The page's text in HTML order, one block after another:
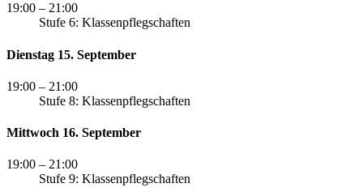
19:00 – 21:00
Stufe 6: Klassenpflegschaften
Dienstag 15. September
19:00 – 21:00
Stufe 8: Klassenpflegschaften
Mittwoch 16. September
19:00 – 21:00
Stufe 9: Klassenpflegschaften